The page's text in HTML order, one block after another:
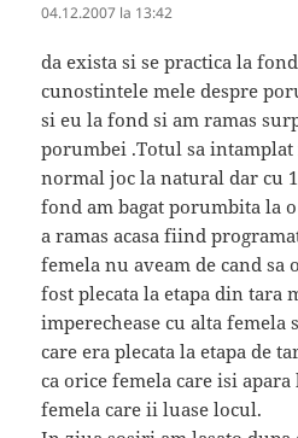
04.12.2007 la 13:42
da exista si se practica la
cunostintele mele despre
si eu la fond si am ramas
porumbei .Totul sa intamplat
normal joc la natural dar cu
fond am bagat porumbita la
a ramas acasa fiind
femela nu aveam de cand sa
fost plecata la etapa din tara
imperechease cu alta femela
care era plecata la etapa de
ca orice femela care isi
femela care ii luase locul.